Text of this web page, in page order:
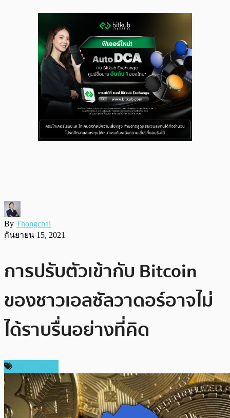
By Thongchai
กันยายน 15, 2021
การปรับตัวเข้ากับ Bitcoin
ของชาวเอลซัลวาดอร์อาจไม่
ได้ราบรื่นอย่างที่คิด